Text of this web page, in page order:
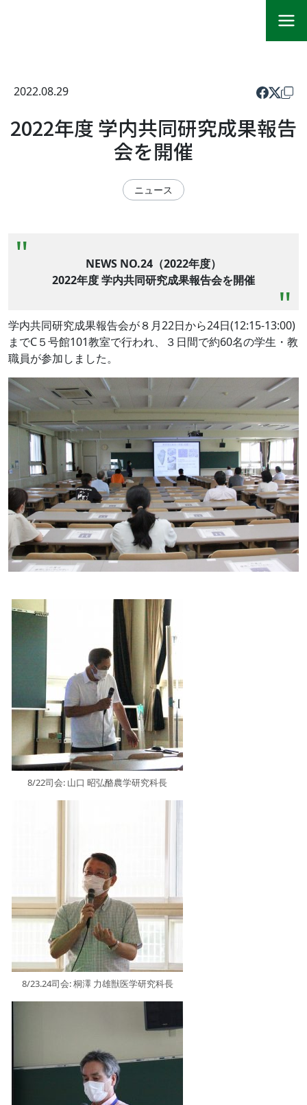
2022.08.29
2022年度 学内共同研究成果報告
会を開催
ニュース
NEWS NO.24（2022年度）
2022年度 学内共同研究成果報告会を開催
学内共同研究成果報告会が８月22日から24日(12:15-13:00)
までC５号館101教室で行われ、３日間で約60名の学生・教
職員が参加しました。
8/22司会: 山口 昭弘酪農学研究科長
8/23.24司会: 桐澤 力雄獣医学研究科長